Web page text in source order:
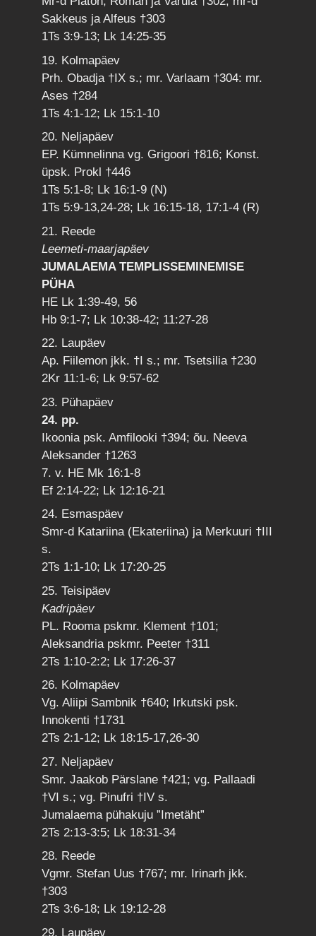
Sakkeus ja Alfeus †303
1Ts 3:9-13; Lk 14:25-35
19. Kolmapäev
Prh. Obadja †IX s.; mr. Varlaam †304: mr.
Ases †284
1Ts 4:1-12; Lk 15:1-10
20. Neljapäev
EP. Kümnelinna vg. Grigoori †816; Konst.
üpsk. Prokl †446
1Ts 5:1-8; Lk 16:1-9 (N)
1Ts 5:9-13,24-28; Lk 16:15-18, 17:1-4 (R)
21. Reede
Leemeti-maarjapäev
JUMALAEMA TEMPLISSEMINEMISE
PÜHA
HE Lk 1:39-49, 56
Hb 9:1-7; Lk 10:38-42; 11:27-28
22. Laupäev
Ap. Fiilemon jkk. †I s.; mr. Tsetsilia †230
2Kr 11:1-6; Lk 9:57-62
23. Pühapäev
24. pp.
Ikoonia psk. Amfilooki †394; õu. Neeva
Aleksander †1263
7. v. HE Mk 16:1-8
Ef 2:14-22; Lk 12:16-21
24. Esmaspäev
Smr-d Katariina (Ekateriina) ja Merkuuri †III
s.
2Ts 1:1-10; Lk 17:20-25
25. Teisipäev
Kadripäev
PL. Rooma pskmr. Klement †101;
Aleksandria pskmr. Peeter †311
2Ts 1:10-2:2; Lk 17:26-37
26. Kolmapäev
Vg. Aliipi Sambnik †640; Irkutski psk.
Innokenti †1731
2Ts 2:1-12; Lk 18:15-17,26-30
27. Neljapäev
Smr. Jaakob Pärslane †421; vg. Pallaadi
†VI s.; vg. Pinufri †IV s.
Jumalaema pühakuju ”Imetäht”
2Ts 2:13-3:5; Lk 18:31-34
28. Reede
Vgmr. Stefan Uus †767; mr. Irinarh jkk.
†303
2Ts 3:6-18; Lk 19:12-28
29. Laupäev